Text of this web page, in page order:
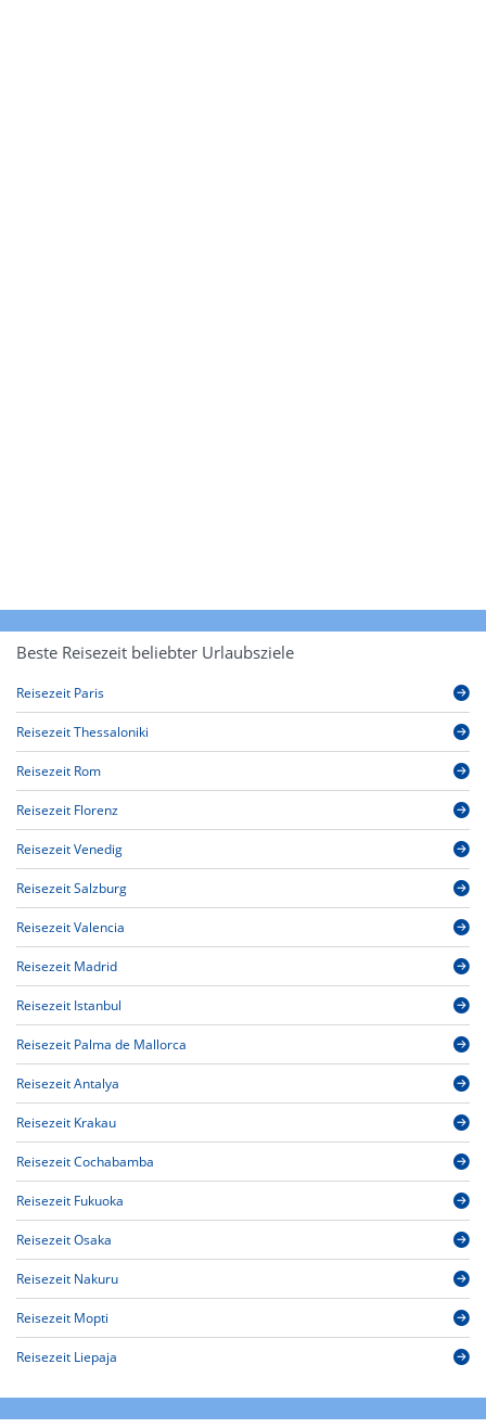
Beste Reisezeit beliebter Urlaubsziele
Reisezeit Paris
Reisezeit Thessaloniki
Reisezeit Rom
Reisezeit Florenz
Reisezeit Venedig
Reisezeit Salzburg
Reisezeit Valencia
Reisezeit Madrid
Reisezeit Istanbul
Reisezeit Palma de Mallorca
Reisezeit Antalya
Reisezeit Krakau
Reisezeit Cochabamba
Reisezeit Fukuoka
Reisezeit Osaka
Reisezeit Nakuru
Reisezeit Mopti
Reisezeit Liepaja